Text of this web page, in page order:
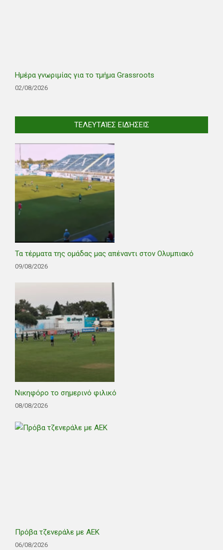
Ημέρα γνωριμίας για το τμήμα Grassroots
02/08/2026
ΤΕΛΕΥΤΑΊΕΣ ΕΙΔΉΣΕΙΣ
Τα τέρματα της ομάδας μας απέναντι στον Ολυμπιακό
09/08/2026
Νικηφόρο το σημερινό φιλικό
08/08/2026
Πρόβα τζενεράλε με ΑΕΚ
06/08/2026